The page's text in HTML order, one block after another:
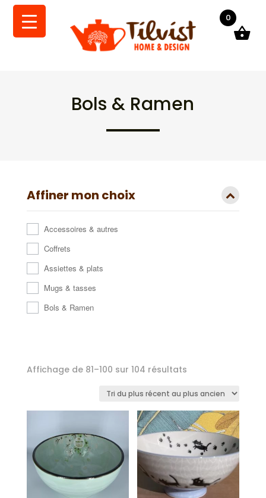
Bols & Ramen
Affiner mon choix
Accessoires & autres
Coffrets
Assiettes & plats
Mugs & tasses
Bols & Ramen
Affichage de 81–100 sur 104 résultatsTrié
plus
récent
au
plus
ancien
0